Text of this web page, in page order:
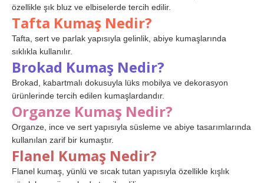
özellikle şık bluz ve elbiselerde tercih edilir.
Tafta Kumaş Nedir?
Tafta, sert ve parlak yapısıyla gelinlik, abiye kumaşlarında
sıklıkla kullanılır.
Brokad Kumaş Nedir?
Brokad, kabartmalı dokusuyla lüks mobilya ve dekorasyon
ürünlerinde tercih edilen kumaşlardandır.
Organze Kumaş Nedir?
Organze, ince ve sert yapısıyla süsleme ve abiye tasarımlarında
kullanılan zarif bir kumaştır.
Flanel Kumaş Nedir?
Flanel kumaş, yünlü ve sıcak tutan yapısıyla özellikle kışlık